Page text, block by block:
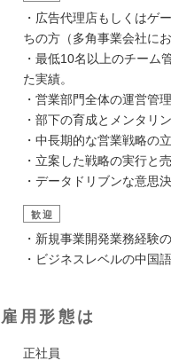
・広告代理店もしくはゲ
ちの方（多角事業会社に
・最低10名以上のチーム
た実績。
・営業部門全体の運営管
・部下の育成とメンタリ
・中長期的な営業戦略の
・立案した戦略の実行と
・データドリブンな意思
歓迎
・新規事業開発業務経験
・ビジネスレベルの中国
雇用形態は
正社員